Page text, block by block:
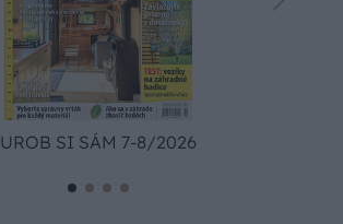
UROB SI SÁM 7-8/2026